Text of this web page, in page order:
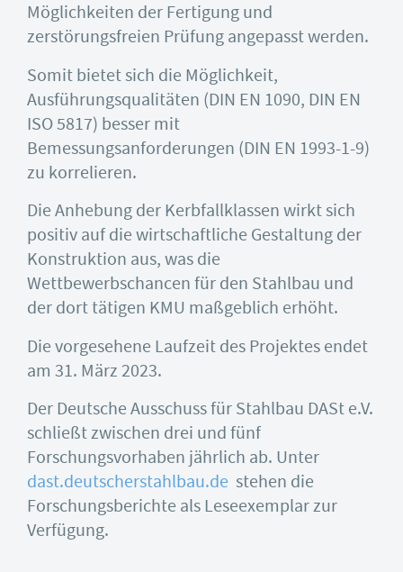
Möglichkeiten der Fertigung und
zerstörungsfreien Prüfung angepasst werden.
Somit bietet sich die Möglichkeit,
Ausführungsqualitäten (DIN EN 1090, DIN EN
ISO 5817) besser mit
Bemessungsanforderungen (DIN EN 1993-1-9)
zu korrelieren.
Die Anhebung der Kerbfallklassen wirkt sich
positiv auf die wirtschaftliche Gestaltung der
Konstruktion aus, was die
Wettbewerbschancen für den Stahlbau und
der dort tätigen KMU maßgeblich erhöht.
Die vorgesehene Laufzeit des Projektes endet
am 31. März 2023.
Der Deutsche Ausschuss für Stahlbau DASt e.V.
schließt zwischen drei und fünf
Forschungsvorhaben jährlich ab. Unter
dast.deutscherstahlbau.de stehen die
Forschungsberichte als Leseexemplar zur
Verfügung.